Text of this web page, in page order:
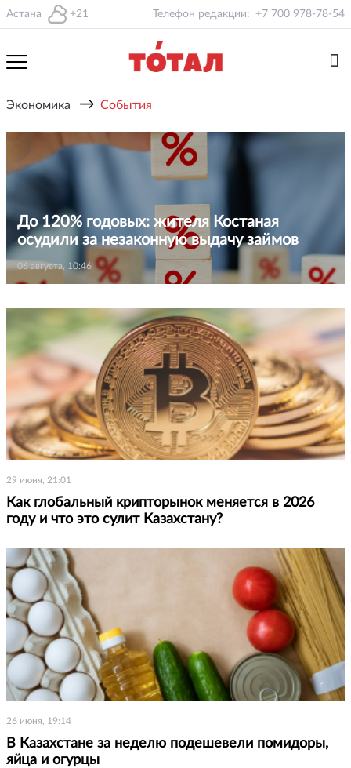
Астана +21 Телефон редакции: +7 700 978-78-54
Экономика → События
До 120% годовых: жителя Костаная
осудили за незаконную выдачу займов
06 августа, 10:46
29 июня, 21:01
Как глобальный крипторынок меняется в 2026
году и что это сулит Казахстану?
26 июня, 19:14
В Казахстане за неделю подешевели помидоры,
яйца и огурцы